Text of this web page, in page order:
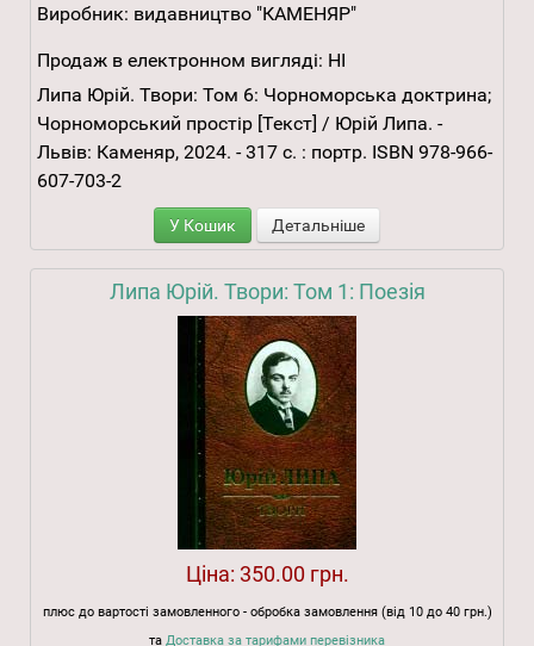
Виробник: видавництво "КАМЕНЯР"
Продаж в електронном вигляді: НІ
Липа Юрій. Твори: Том 6: Чорноморська доктрина;
Чорноморський простір [Текст] / Юрій Липа. -
Львів: Каменяр, 2024. - 317 с. : портр. ISBN 978-966-
607-703-2
У Кошик Детальніше
Липа Юрій. Твори: Том 1: Поезія
Ціна: 350.00 грн.
плюс до вартості замовленного - обробка замовлення (від 10 до 40 грн.)
та Доставка за тарифами перевізника